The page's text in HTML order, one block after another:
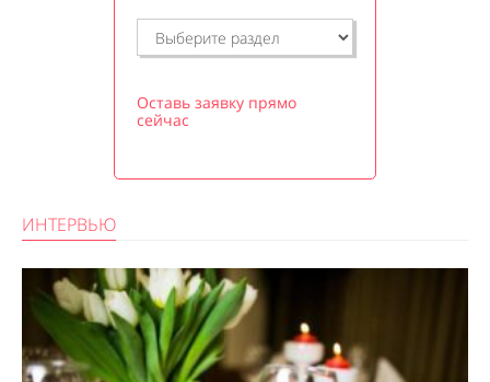
Оставь заявку прямо
сейчас
ИНТЕРВЬЮ